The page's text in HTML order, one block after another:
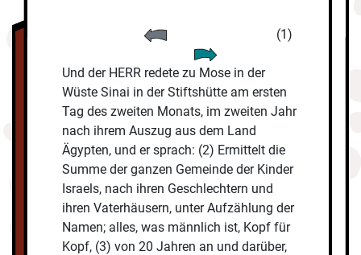
(1)
Und der HERR redete zu Mose in der
Wüste Sinai in der Stiftshütte am ersten
Tag des zweiten Monats, im zweiten Jahr
nach ihrem Auszug aus dem Land
Ägypten, und er sprach: (2) Ermittelt die
Summe der ganzen Gemeinde der Kinder
Israels, nach ihren Geschlechtern und
ihren Vaterhäusern, unter Aufzählung der
Namen; alles, was männlich ist, Kopf für
Kopf, (3) von 20 Jahren an und darüber,